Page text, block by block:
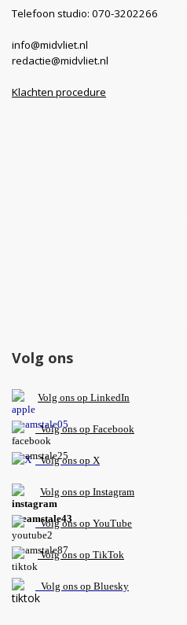
Telefoon studio: 070-3202266
info@midvliet.nl
redactie@midvliet.nl
Klachten procedure
Volg ons
Volg ons op LinkedIn
Volg ons op Facebook
Volg ons op X
Volg ons op Instagram
Volgons op YouTube
Volg ons op TikTok
Volg ons op Bluesky